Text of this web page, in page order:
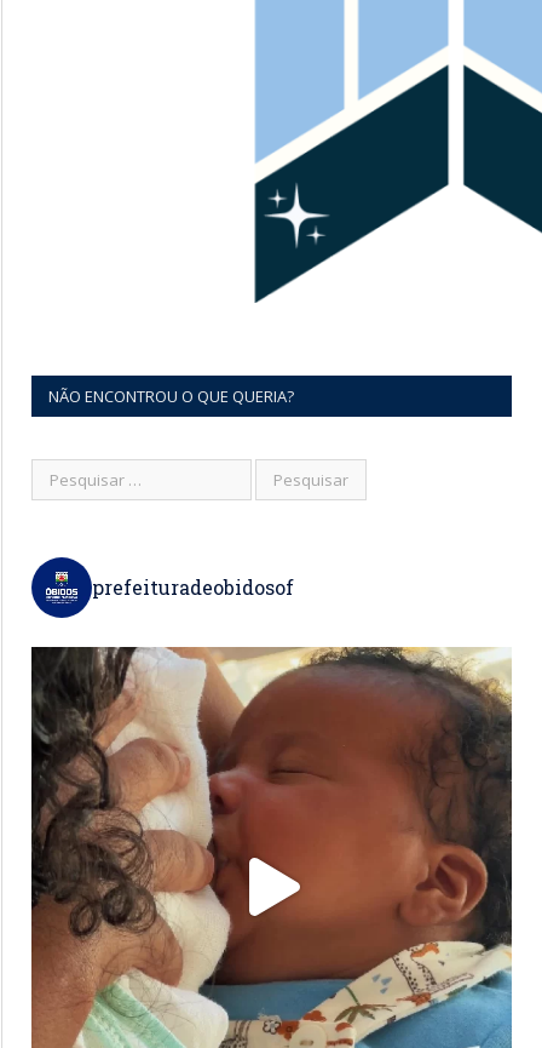
NÃO ENCONTROU O QUE QUERIA?
prefeituradeobidosof